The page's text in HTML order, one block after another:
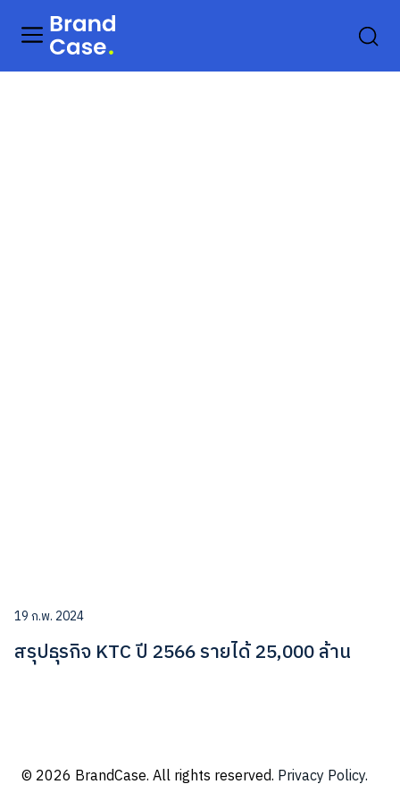
19 ก.พ. 2024
สรุปธุรกิจ KTC ปี 2566 รายได้ 25,000 ล้าน
© 2026 BrandCase. All rights reserved. Privacy Policy.